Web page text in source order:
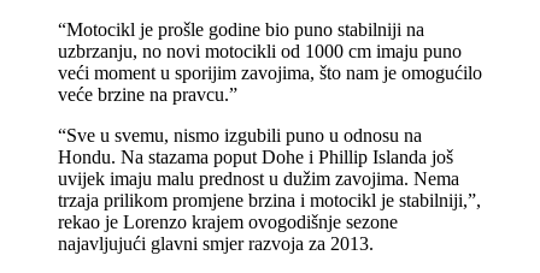
“Motocikl je prošle godine bio puno stabilniji na
uzbrzanju, no novi motocikli od 1000 cm imaju puno
veći moment u sporijim zavojima, što nam je omogućilo
veće brzine na pravcu.”
“Sve u svemu, nismo izgubili puno u odnosu na
Hondu. Na stazama poput Dohe i Phillip Islanda još
uvijek imaju malu prednost u dužim zavojima. Nema
trzaja prilikom promjene brzina i motocikl je stabilniji,”,
rekao je Lorenzo krajem ovogodišnje sezone
najavljujući glavni smjer razvoja za 2013.